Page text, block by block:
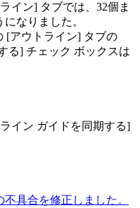
イン] タブでは、32個ま
なりました。
[アウトライン] タブの
る] チェック ボックスは
イン ガイドを同期する]
具合を修正しました。